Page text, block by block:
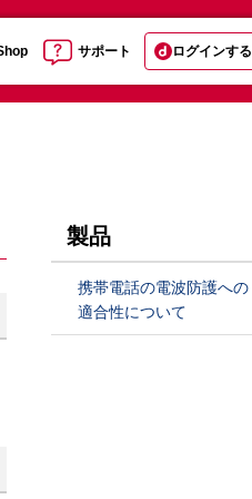
サポート ログインする
製品
携帯電話の電波防護への
適合性について